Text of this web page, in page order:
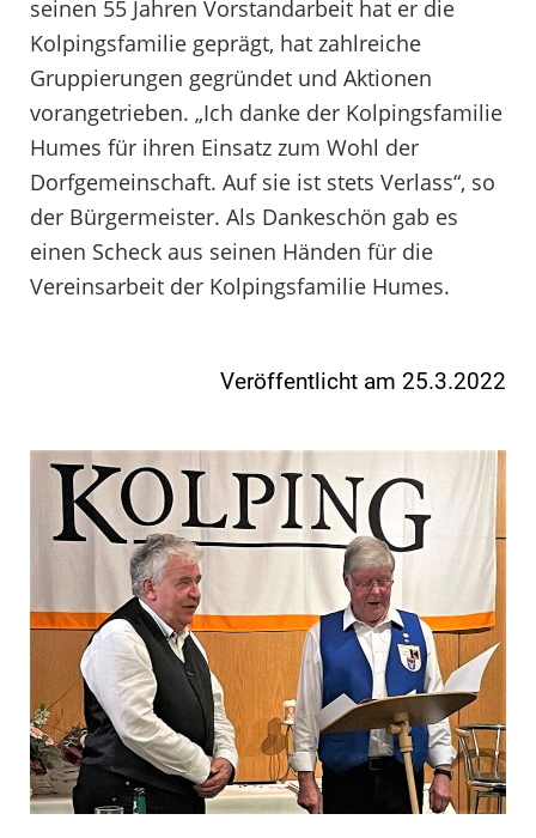
seinen 55 Jahren Vorstandarbeit hat er die
Kolpingsfamilie geprägt, hat zahlreiche
Gruppierungen gegründet und Aktionen
vorangetrieben. „Ich danke der Kolpingsfamilie
Humes für ihren Einsatz zum Wohl der
Dorfgemeinschaft. Auf sie ist stets Verlass“, so
der Bürgermeister. Als Dankeschön gab es
einen Scheck aus seinen Händen für die
Vereinsarbeit der Kolpingsfamilie Humes.
Veröffentlicht am 25.3.2022